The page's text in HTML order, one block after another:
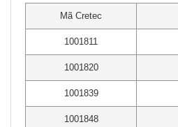
Mã Cretec
1001811
1001820
1001839
1001848